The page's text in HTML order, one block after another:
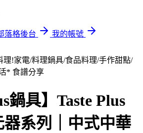
落格後台
我的帳號
理!家電/料理鍋具/食品料理/手作甜點/
* 食譜分享
鍋具】Taste Plus
器系列｜中式中華